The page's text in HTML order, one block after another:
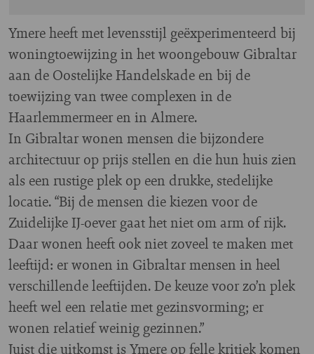
Ymere heeft met levensstijl geëxperimenteerd bij
woningtoewijzing in het woongebouw Gibraltar
aan de Oostelijke Handelskade en bij de
toewijzing van twee complexen in de
Haarlemmermeer en in Almere.
In Gibraltar wonen mensen die bijzondere
architectuur op prijs stellen en die hun huis zien
als een rustige plek op een drukke, stedelijke
locatie. “Bij de mensen die kiezen voor de
Zuidelijke IJ-oever gaat het niet om arm of rijk.
Daar wonen heeft ook niet zoveel te maken met
leeftijd: er wonen in Gibraltar mensen in heel
verschillende leeftijden. De keuze voor zo’n plek
heeft wel een relatie met gezinsvorming; er
wonen relatief weinig gezinnen.”
Juist die uitkomst is Ymere op felle kritiek komen